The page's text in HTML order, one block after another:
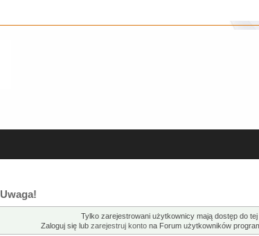
Uwaga!
Tylko zarejestrowani użytkownicy mają dostęp do tej
Zaloguj się lub zarejestruj konto na Forum użytkowników